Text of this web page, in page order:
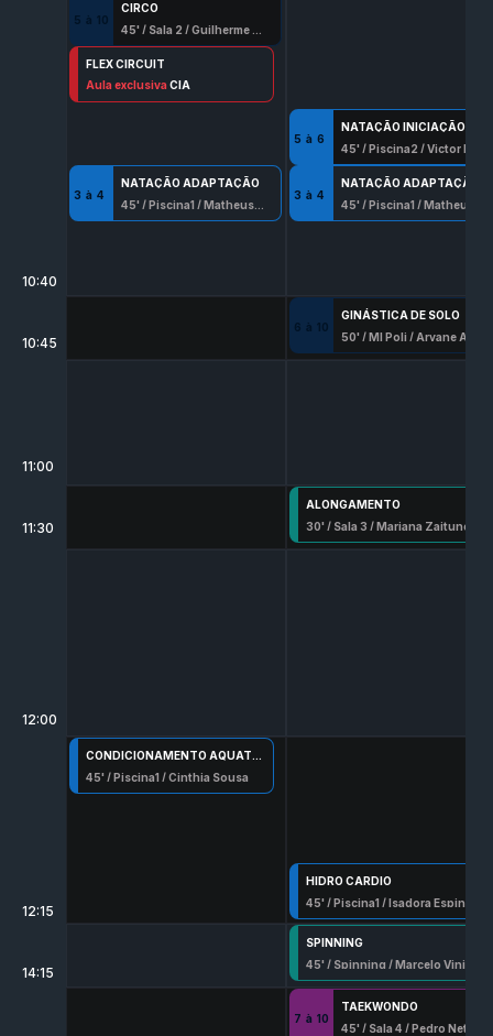
10:40
10:45
11:00
11:30
12:00
12:15
14:15
CIRCO
5 à 10
45' / Sala 2 /Guilherme Venancio Lima
FLEX CIRCUIT
30' /Sala 3/Marcelo Vinicyus
Aula exclusivaCIA
NATAÇÃO ADAPTAÇÃO
3 à 4
45' /Piscina1 /Matheus Barros Santana
CONDICIONAMENTO AQUATICO
45' /Piscina1 /Cinthia Sousa
NATAÇÃO INICIAÇÃO
5 à 6
45' /Piscina2 /Victor Moreira Teixeira
NATAÇÃO ADAPTAÇÃO
3 à 4
45' /Piscina1 /Matheus Barros Santana
GINÁSTICA DE SOLO
6 à 10
50' /Ml Poli / Aryane Alves
ALONGAMENTO
30' / Sala 3 /Mariana Zaitune
HIDRO CARDIO
45' /Piscina1 /Isadora Espindola
SPINNING
45' / Spinning /Marcelo Vinicyus
TAEKWONDO
7 à 10
45' / Sala 4 /Pedro Neto